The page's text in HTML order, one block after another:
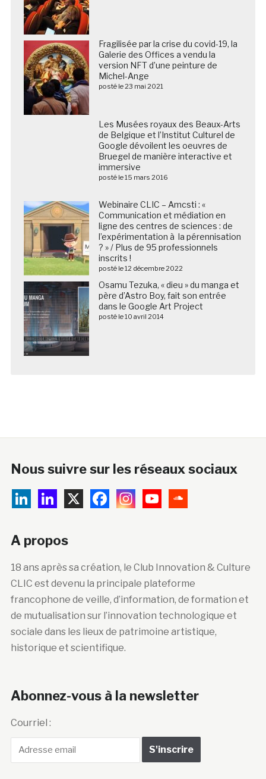
Fragilisée par la crise du covid-19, la
Galerie des Offices a vendu la
version NFT d’une peinture de
Michel-Ange
posté le 23 mai 2021
Les Musées royaux des Beaux-Arts de Belgique et
l’Institut Culturel de Google dévoilent les oeuvres de
Bruegel de manière interactive et immersive
Webinaire CLIC – Amcsti : «
Communication et médiation en
l’expérimentation à la pérennisation
? » / Plus de 95 professionnels
inscrits !
posté le 12 décembre 2022
Osamu Tezuka, « dieu » du manga et
père d’Astro Boy, fait son entrée
dans le Google Art Project
posté le 10 avril 2014
A propos
CLIC est devenu la principale plateforme
francophone de veille, d’information, de formation et
de mutualisation sur l’innovation technologique et
sociale dans les lieux de patrimoine artistique,
historique et scientifique.